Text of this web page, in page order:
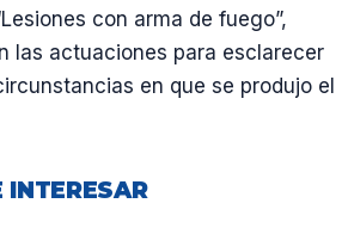
con arma de fuego”,
las actuaciones para esclarecer
en que se produjo el
INTERESAR